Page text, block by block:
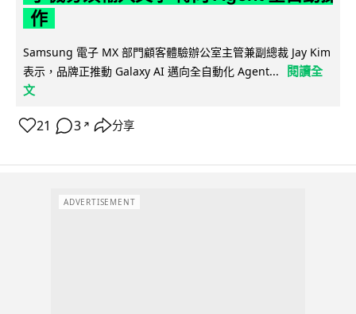
作
Samsung 電子 MX 部門顧客體驗辦公室主管兼副總裁 Jay Kim
表示，品牌正推動 Galaxy AI 邁向全自動化 Agent...
閱讀全
文
21 3 ↗ 分享
ADVERTISEMENT